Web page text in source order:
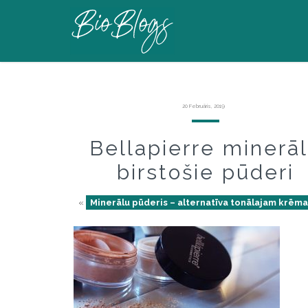
20 Februāris, 2019
Bellapierre
birstošie pūderi
« Minerālu pūderis – alternatīva tonālajam